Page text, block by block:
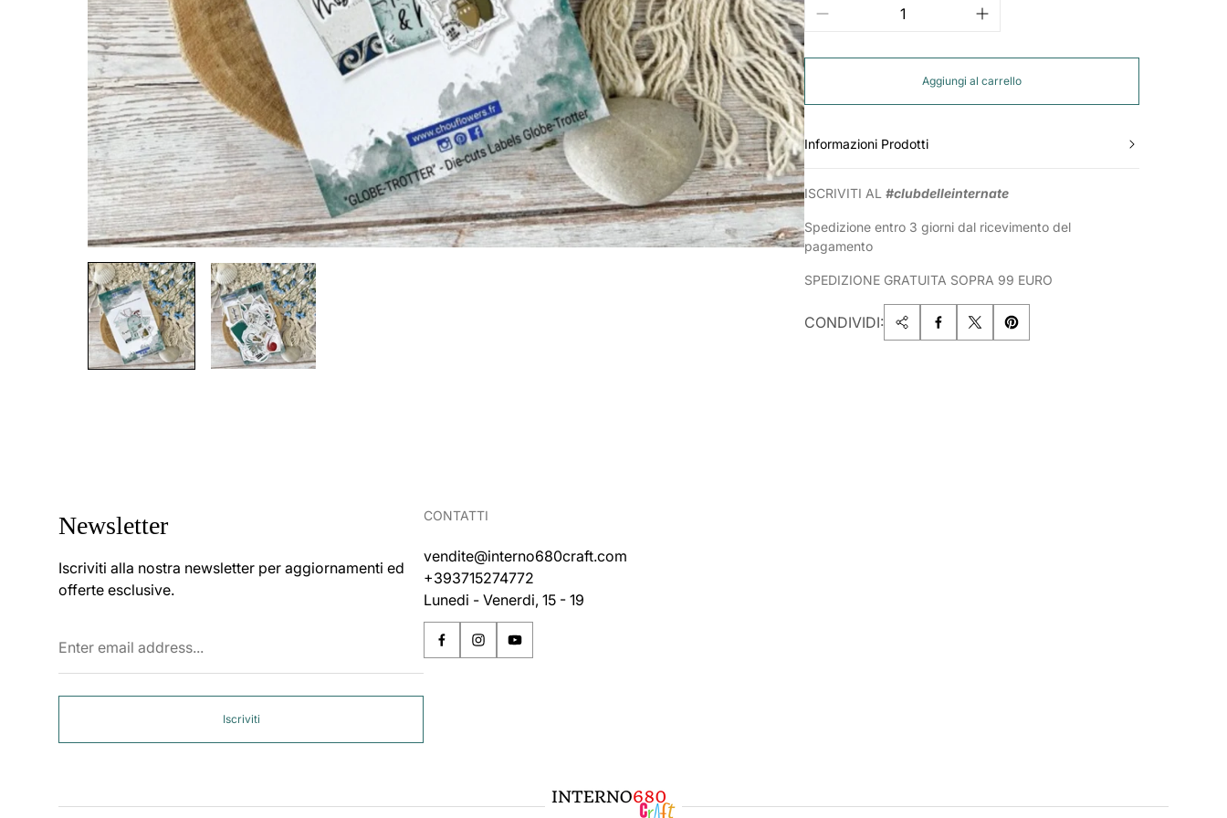
Aggiungi al carrello
Informazioni Prodotti
ISCRIVITI AL#clubdelleinternate
Spedizione entro 3 giorni dal ricevimento del
pagamento
SPEDIZIONE GRATUITA SOPRA 99 EURO
CONDIVIDI:
Newsletter
Iscriviti alla nostra newsletter per aggiornamenti ed
offerte esclusive.
email
Iscriviti
CONTATTI
vendite@interno680craft.com
+393715274772
Lunedi - Venerdi, 15 - 19